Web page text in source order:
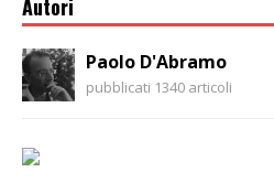
Autori
Paolo D'Abramo
pubblicati 1340 articoli